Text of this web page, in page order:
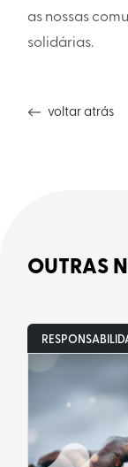
as nossas
solidárias.
voltar atrás
OUTRAS